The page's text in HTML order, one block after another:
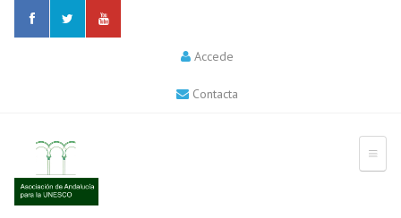
Accede
Contacta